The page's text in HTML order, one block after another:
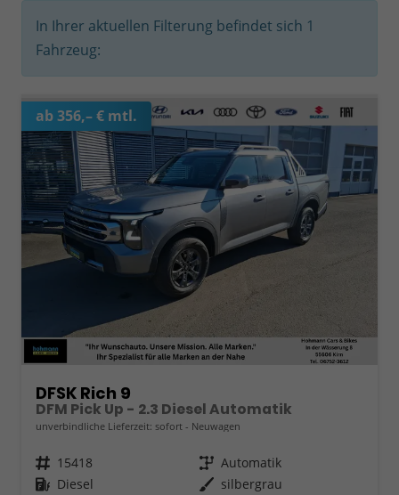
In Ihrer aktuellen Filterung befindet sich 1
Fahrzeug:
ab 356,– € mtl.
DFSK Rich 9
DFM Pick Up - 2.3 Diesel Automatik
unverbindliche Lieferzeit: sofort Neuwagen
Fahrzeugnr. 15418 Getriebe Automatik
Kraftstoff Diesel Außenfarbe silbergrau